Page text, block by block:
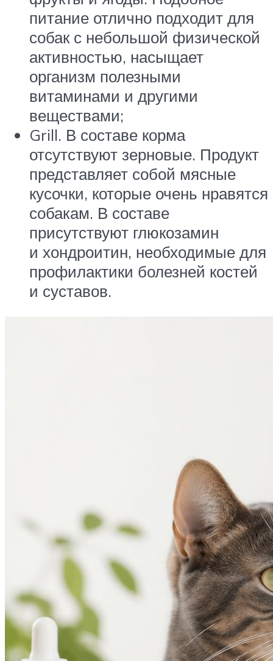
питание отлично подходит для
собак с небольшой физической
активностью, насыщает
организм полезными
витаминами и другими
веществами;
Grill. В составе корма
отсутствуют зерновые. Продукт
представляет собой мясные
кусочки, которые очень нравятся
собакам. В составе
присутствуют глюкозамин
и хондроитин, необходимые для
профилактики болезней костей
и суставов.